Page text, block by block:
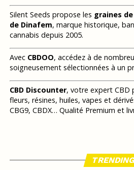
Silent Seeds propose les graines
de Dinafem, marque historique,
cannabis depuis 2005.
Avec CBDOO, accédez à de
soigneusement sélectionnées à un
CBD Discounter, votre expert CBD
fleurs, résines, huiles, vapes et
CBG9, CBDX… Qualité Premium et